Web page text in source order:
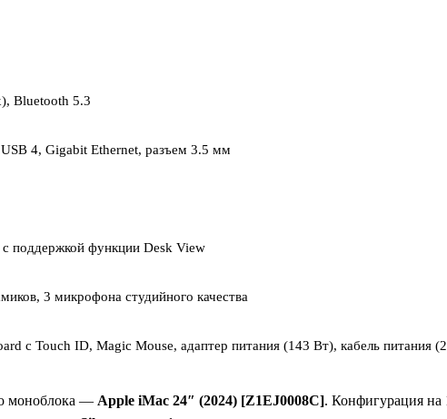
Bluetooth 5.3
4, Gigabit Ethernet, разъем 3.5 мм
с поддержкой функции Desk View
3 микрофона студийного качества
с Touch ID, Magic Mouse, адаптер питания (143 Вт), кабель питания
моноблока — Apple iMac 24″ (2024) [Z1EJ0008C]. Конфигурация